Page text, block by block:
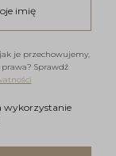
je przechowujemy,
Sprawdź
wykorzystanie
wykorzystanie